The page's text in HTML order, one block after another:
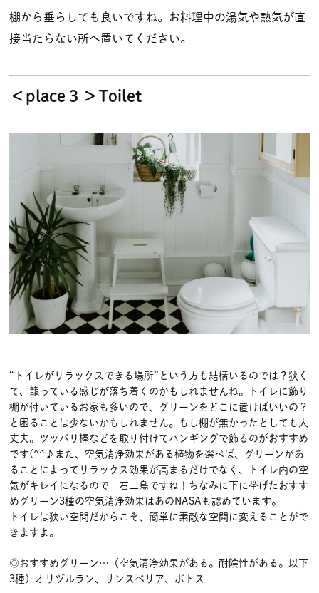
棚から垂らしても良いですね。お料理中の湯気や熱気が直
接当たらない所へ置いてください。
＜place３＞Toilet
“トイレがリラックスできる場所”という方も結構いるのでは？狭く
て、籠っている感じが落ち着くのかもしれませんね。トイレに飾り
棚が付いているお家も多いので、グリーンをどこに置けばいいの？
と困ることは少ないかもしれません。もし棚が無かったとしても大
丈夫。ツッパリ棒などを取り付けてハンギングで飾るのがおすすめ
です(^^♪また、空気清浄効果がある植物を選べば、グリーンがあ
ることによってリラックス効果が高まるだけでなく、トイレ内の空
気がキレイになるので一石二鳥ですね！ちなみに下に挙げたおすす
めグリーン3種の空気清浄効果はあのNASAも認めています。
トイレは狭い空間だからこそ、簡単に素敵な空間に変えることがで
きますよ。
◎おすすめグリーン…（空気清浄効果がある。耐陰性がある。以下
3種）オリヅルラン、サンスベリア、ポトス